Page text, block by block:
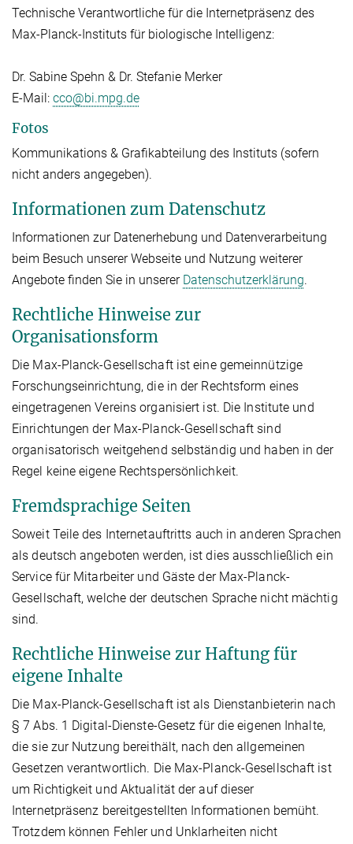
Technische Verantwortliche für die Internetpräsenz des
Max-Planck-Instituts für biologische Intelligenz:
Dr. Sabine Spehn & Dr. Stefanie Merker
E-Mail: cco@bi.mpg.de
Fotos
Kommunikations & Grafikabteilung des Instituts (sofern
nicht anders angegeben).
Informationen zum Datenschutz
Informationen zur Datenerhebung und Datenverarbeitung
beim Besuch unserer Webseite und Nutzung weiterer
Angebote finden Sie in unserer Datenschutzerklärung.
Rechtliche Hinweise zur
Organisationsform
Die Max-Planck-Gesellschaft ist eine gemeinnützige
Forschungseinrichtung, die in der Rechtsform eines
eingetragenen Vereins organisiert ist. Die Institute und
Einrichtungen der Max-Planck-Gesellschaft sind
organisatorisch weitgehend selbständig und haben in der
Regel keine eigene Rechtspersönlichkeit.
Fremdsprachige Seiten
Soweit Teile des Internetauftritts auch in anderen Sprachen
als deutsch angeboten werden, ist dies ausschließlich ein
Service für Mitarbeiter und Gäste der Max-Planck-
Gesellschaft, welche der deutschen Sprache nicht mächtig
sind.
Rechtliche Hinweise zur Haftung für
eigene Inhalte
Die Max-Planck-Gesellschaft ist als Dienstanbieterin nach
§ 7 Abs. 1 Digital-Dienste-Gesetz für die eigenen Inhalte,
die sie zur Nutzung bereithält, nach den allgemeinen
Gesetzen verantwortlich. Die Max-Planck-Gesellschaft ist
um Richtigkeit und Aktualität der auf dieser
Internetpräsenz bereitgestellten Informationen bemüht.
Trotzdem können Fehler und Unklarheiten nicht